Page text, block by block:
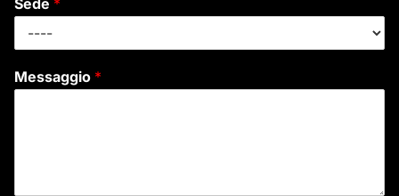
Sede *
Messaggio *